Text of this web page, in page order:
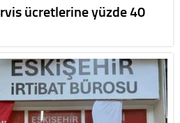
ücretlerine yüzde 40